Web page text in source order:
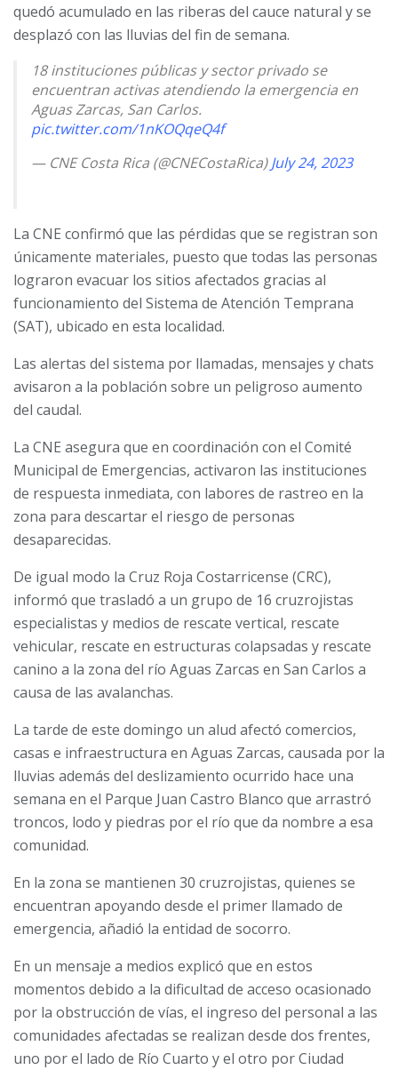
quedó acumulado en las riberas del cauce natural y se
desplazó con las lluvias del fin de semana.
18 instituciones públicas y sector privado se
encuentran activas atendiendo la emergencia en
Aguas Zarcas, San Carlos.
pic.twitter.com/1nKOQqeQ4f
— CNE Costa Rica (@CNECostaRica)July 24, 2023
La CNE confirmó que las pérdidas que se registran son
únicamente materiales, puesto que todas las personas
lograron evacuar los sitios afectados gracias al
funcionamiento del Sistema de Atención Temprana
(SAT), ubicado en esta localidad.
Las alertas del sistema por llamadas, mensajes y chats
avisaron a la población sobre un peligroso aumento
del caudal.
La CNE asegura que en coordinación con el Comité
Municipal de Emergencias, activaron las instituciones
de respuesta inmediata, con labores de rastreo en la
zona para descartar el riesgo de personas
desaparecidas.
De igual modo la Cruz Roja Costarricense (CRC),
informó que trasladó a un grupo de 16 cruzrojistas
especialistas y medios de rescate vertical, rescate
vehicular, rescate en estructuras colapsadas y rescate
canino a la zona del río Aguas Zarcas en San Carlos a
causa de las avalanchas.
La tarde de este domingo un alud afectó comercios,
casas e infraestructura en Aguas Zarcas, causada por la
lluvias además del deslizamiento ocurrido hace una
semana en el Parque Juan Castro Blanco que arrastró
troncos, lodo y piedras por el río que da nombre a esa
comunidad.
En la zona se mantienen 30 cruzrojistas, quienes se
encuentran apoyando desde el primer llamado de
emergencia, añadió la entidad de socorro.
En un mensaje a medios explicó que en estos
momentos debido a la dificultad de acceso ocasionado
por la obstrucción de vías, el ingreso del personal a las
comunidades afectadas se realizan desde dos frentes,
uno por el lado de Río Cuarto y el otro por Ciudad